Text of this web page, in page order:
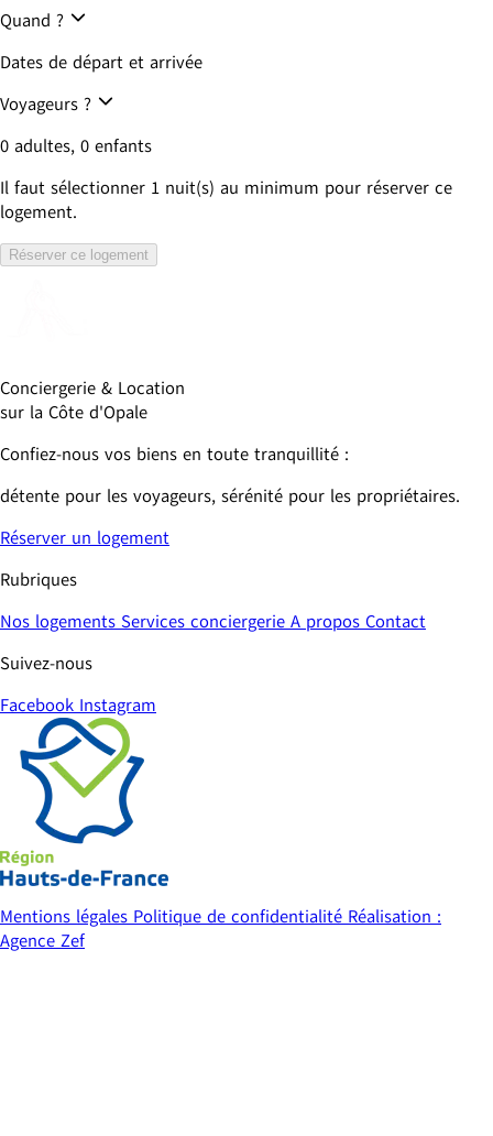
Quand ?
Dates de départ et arrivée
Voyageurs ?
0 adultes, 0 enfants
Il faut sélectionner 1 nuit(s) au minimum pour réserver ce
logement.
Réserver ce logement
Conciergerie & Location
sur la Côte d'Opale
Confiez-nous vos biens en toute tranquillité :
détente pour les voyageurs, sérénité pour les propriétaires.
Réserver un logement
Rubriques
Nos logements Services conciergerie A propos Contact
Suivez-nous
Facebook Instagram
Mentions légales Politique de confidentialité Réalisation :
Agence Zef